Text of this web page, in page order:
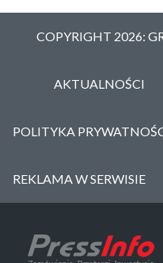
COPYRIGHT 2026:
AKTUALNOŚCI
POLITYKA
REKLAMA W SERWISIE